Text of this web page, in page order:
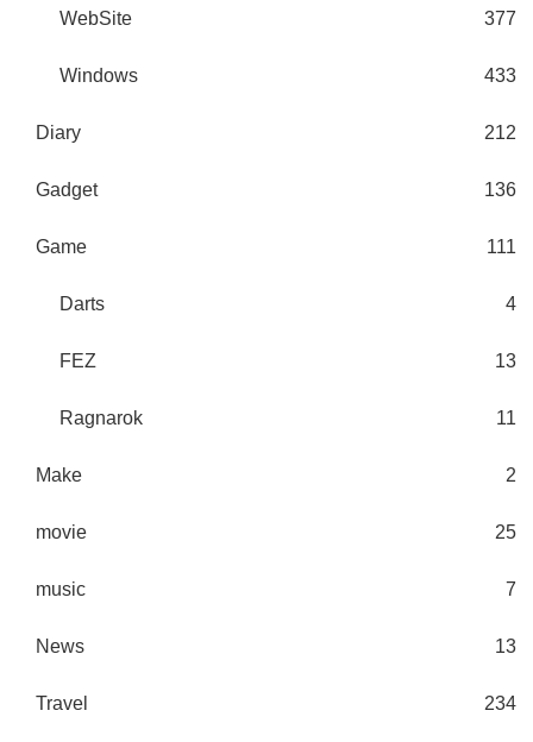
WebSite 377
Windows 433
Diary 212
Gadget 136
Game 111
Darts 4
FEZ 13
Ragnarok 11
Make 2
movie 25
music 7
News 13
Travel 234